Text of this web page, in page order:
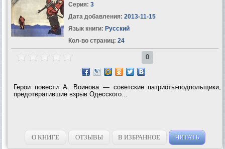
Серия: 3
Дата добавления: 2013-11-15
Язык книги: Русский
Кол-во страниц: 24
0
Герои повести А. Воинова — советские патриоты-подпольщики,
предотвратившие взрыв Одесского...
О КНИГЕ ОТЗЫВЫ В ИЗБРАННОЕ ЧИТАТЬ